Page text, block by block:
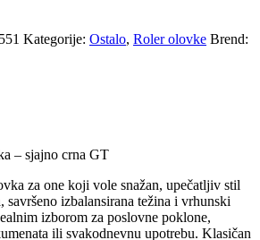
Kategorije: Ostalo, Roler olovke Brend:
– sjajno crna GT
za one koji vole snažan, upečatljiv stil
savršeno izbalansirana težina i vrhunski
izborom za poslovne poklone,
ili svakodnevnu upotrebu. Klasičan